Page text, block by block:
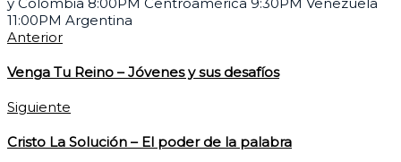
y Colombia 8:00PM Centroamérica 9:30PM Venezuela
11:00PM Argentina
Anterior
Venga Tu Reino – Jóvenes y sus desafíos
Siguiente
Cristo La Solución – El poder de la palabra